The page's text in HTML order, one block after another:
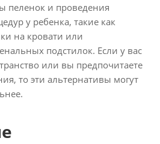
пеленок и проведения
у ребенка, такие как
на кровати или
подстилок. Если у вас
или вы предпочитаете
то эти альтернативы могут